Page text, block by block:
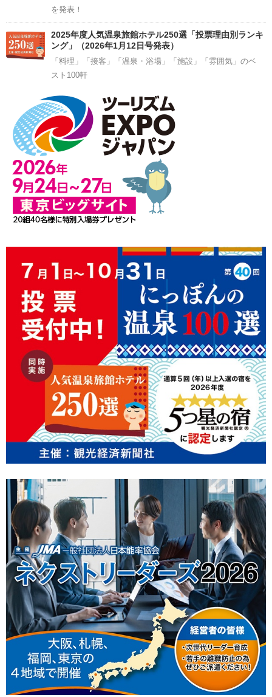
を発表！
2025年度人気温泉旅館ホテル250選「投票理由別ランキ
ング」（2026年1月12日号発表）
「料理」「接客」「温泉・浴場」「施設」「雰囲気」のベ
スト100軒